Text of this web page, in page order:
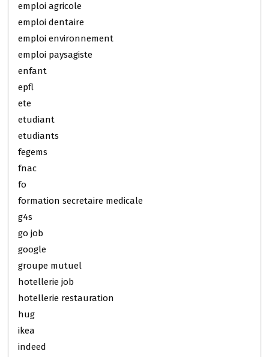
emploi agricole
emploi dentaire
emploi environnement
emploi paysagiste
enfant
epfl
ete
etudiant
etudiants
fegems
fnac
fo
formation secretaire medicale
g4s
go job
google
groupe mutuel
hotellerie job
hotellerie restauration
hug
ikea
indeed